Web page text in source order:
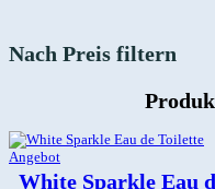
Nach Preis filtern
AngebotProdukt
White Sparkle Eau